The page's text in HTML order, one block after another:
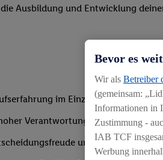
Ausbildung und Entwicklung
im Einzelhandel oder
Verantwortungsbereitschaft
und
Bevor es
Wir als Betreiber
(gemeinsam:
Informationen in
Zustimmung -
IAB TCF
Werbung